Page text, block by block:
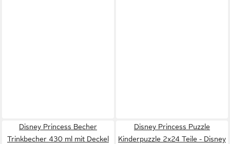
Disney Princess Becher
Trinkbecher 430 ml mit Deckel
Disney Princess Puzzle
Kinderpuzzle 2x24 Teile - Disney